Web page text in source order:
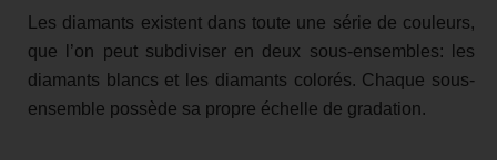
Les diamants existent dans toute une série de couleurs,
que l’on peut subdiviser en deux sous-ensembles: les
diamants blancs et les diamants colorés. Chaque sous-
ensemble possède sa propre échelle de gradation.